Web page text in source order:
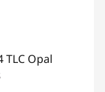
TLC Opal